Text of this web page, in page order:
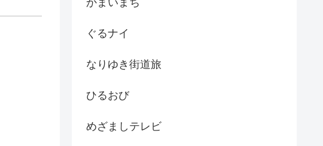
ぐるナイ
なりゆき街道旅
ひるおび
めざましテレビ